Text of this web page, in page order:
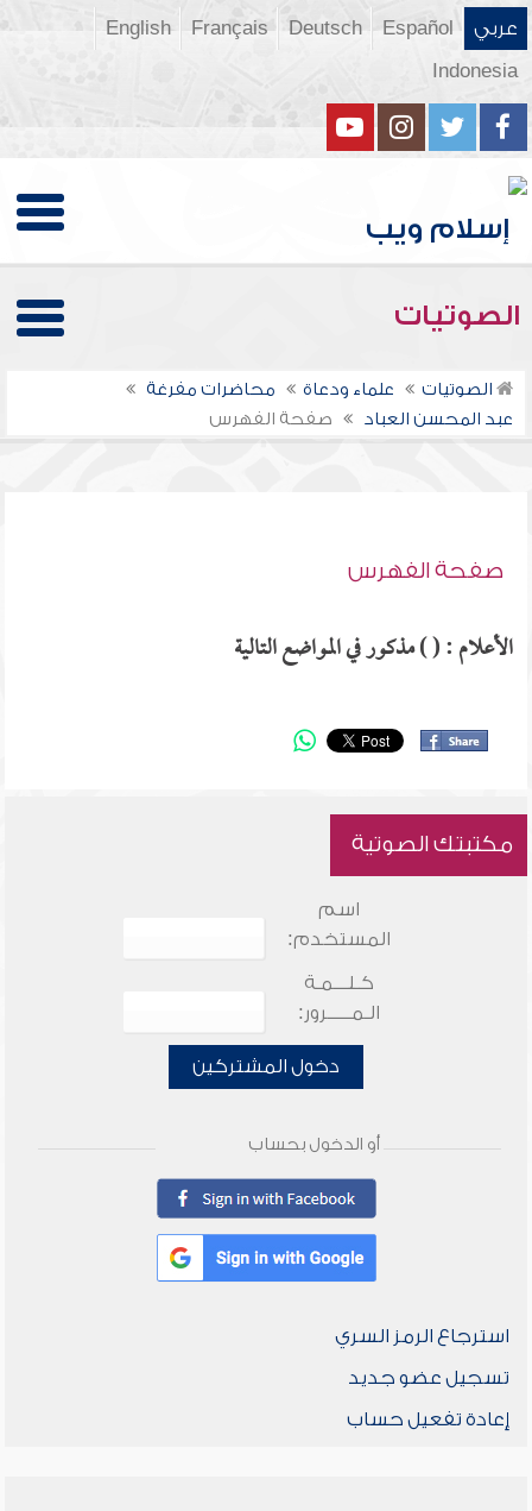
عربي Español
Deutsch
Français
English
Indonesia
الصوتيات
الصوتيات علماء ودعاة
محاضرات مفرغة
عبد المحسن العباد
صفحة الفهرس
صفحة الفهرس
الأعلام : ( ) مذكور في المواضع التالية
مكتبتك الصوتية
اسم
المستخدم:
كـلـــمـة
الـمـــــرور:
دخول المشتركين
أو الدخول بحساب
استرجاع الرمز السري
تسجيل عضو جديد
إعادة تفعيل حساب